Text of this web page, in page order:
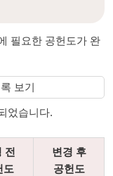
필요한 공헌도가 완
보기
었습니다.
전
도
변경 후
공헌도